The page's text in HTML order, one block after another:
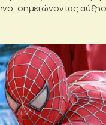
σημειώνοντας